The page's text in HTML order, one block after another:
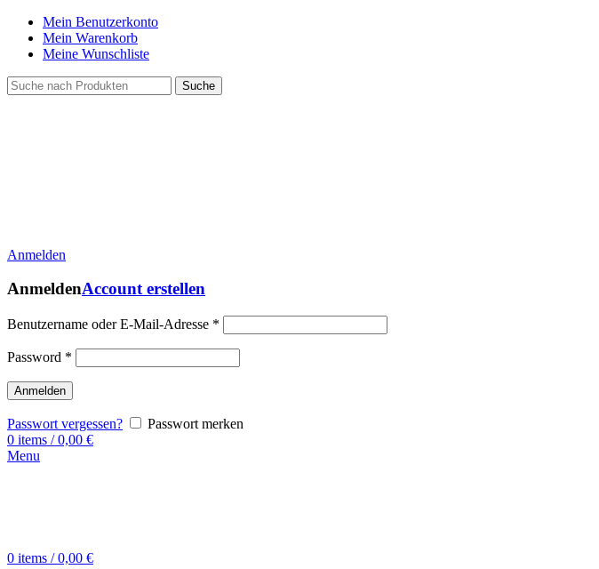
Mein Benutzerkonto
Mein Warenkorb
Meine Wunschliste
Suche
Anmelden
AnmeldenAccount erstellen
Benutzername oder E-Mail-Adresse *
Password *
Anmelden
Passwort vergessen?
Passwort merken
0 items / 0,00 €
Menu
0 items / 0,00 €